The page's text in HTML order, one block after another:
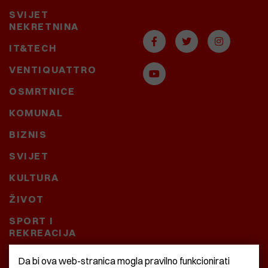
SVIJET
NEKRETNINA
IT&TECH
VENTIQUATTRO
OSMRTNICE
KOMUNAL
BIZNIS
SVIJET
KULTURA
ŽIVOT
SPORT I
REKREACIJA
CRNA KRONIKA
Da bi ova web-stranica mogla pravilno funkcionirati